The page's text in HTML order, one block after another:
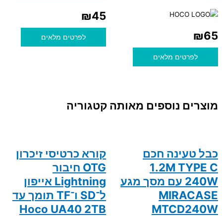
₪65
לפרטים מלאים
₪45
לפרטים מלאים
מוצרים נוספים מאותה קטגוריה
כבל טעינה חכם
1.2M TYPE C
240W עם מסך מגע
MIRACASE
MTCD240W
קורא כרטיסי זיכרון
OTG חיבור
Lightning אייפון
ל־SD ו־TF תומך עד
Hoco UA40 2TB